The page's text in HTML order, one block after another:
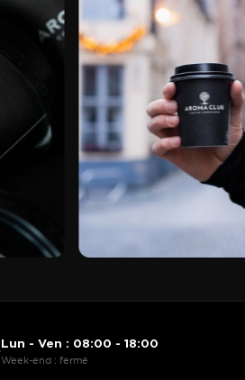
Lun - Ven : 08:00 - 18:00
Week-end : fermé